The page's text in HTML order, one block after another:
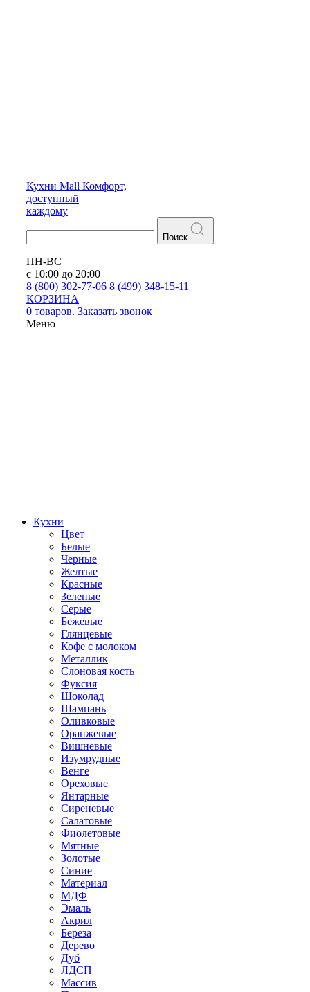
Кухни Mall Комфорт,
доступный
каждому
Поиск
ПН-ВС
с 10:00 до 20:00
8 (800) 302-77-06 8 (499) 348-15-11
КОРЗИНА
0 товаров. Заказать звонок
Меню
Кухни
Цвет
Белые
Черные
Желтые
Красные
Зеленые
Серые
Бежевые
Глянцевые
Кофе с молоком
Металлик
Слоновая кость
Фуксия
Шоколад
Шампань
Оливковые
Оранжевые
Вишневые
Изумрудные
Венге
Ореховые
Янтарные
Сиреневые
Салатовые
Фиолетовые
Мятные
Золотые
Синие
Материал
МДФ
Эмаль
Акрил
Береза
Дерево
Дуб
ЛДСП
Массив